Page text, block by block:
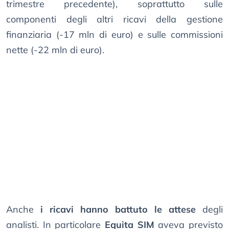
trimestre precedente), soprattutto sulle
componenti degli altri ricavi della gestione
finanziaria (-17 mln di euro) e sulle commissioni
nette (-22 mln di euro).
Anche i ricavi hanno battuto le attese degli
analisti. In particolare Equita SIM aveva previsto